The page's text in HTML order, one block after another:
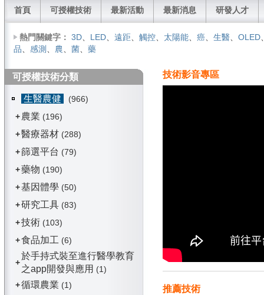
首頁 可授權技術 最新活動 最新消息 研發人才
熱門關鍵字： 3D、 LED、 遠距、 觸控、 太陽能、 癌、 生醫、 OLED
品、 感測 、 農、 菌、 藥
可授權技術分類
生醫農健
(966)
+ 農業 (196)
+醫療器材 (288)
+篩選平台 (79)
+藥物 (190)
+基因體學 (50)
+研究工具(83)
+技術(103)
+食品加工 (6)
+
於手持式裝至進行醫學教育
之app開發與應用 (1)
+循環農業 (1)
技術影音專區
推薦技術